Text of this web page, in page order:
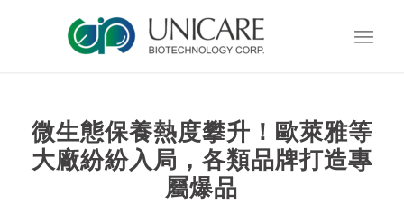
微生態保養熱度攀升！歐萊雅等
大廠紛紛入局，各類品牌打造專
屬爆品